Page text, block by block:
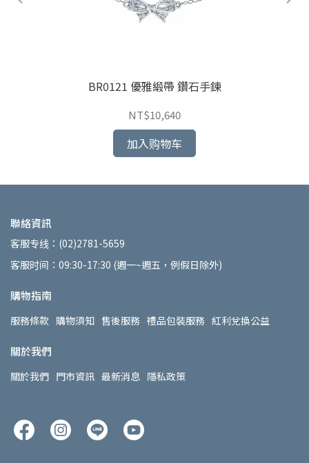
BR0121 優雅緞帶 鑽石手鍊
NT$10,640
加入购物车
聯絡資訊
客服专线：(02)2781-5659
客服时间：09:30-17:30 (週一~週五，例假日除外)
購物指南
服務條款 購物須知 售後服務 禮品包裝服務 紅利兌換公益
關於我們
關於我們 門市資訊 最新消息 隱私政策